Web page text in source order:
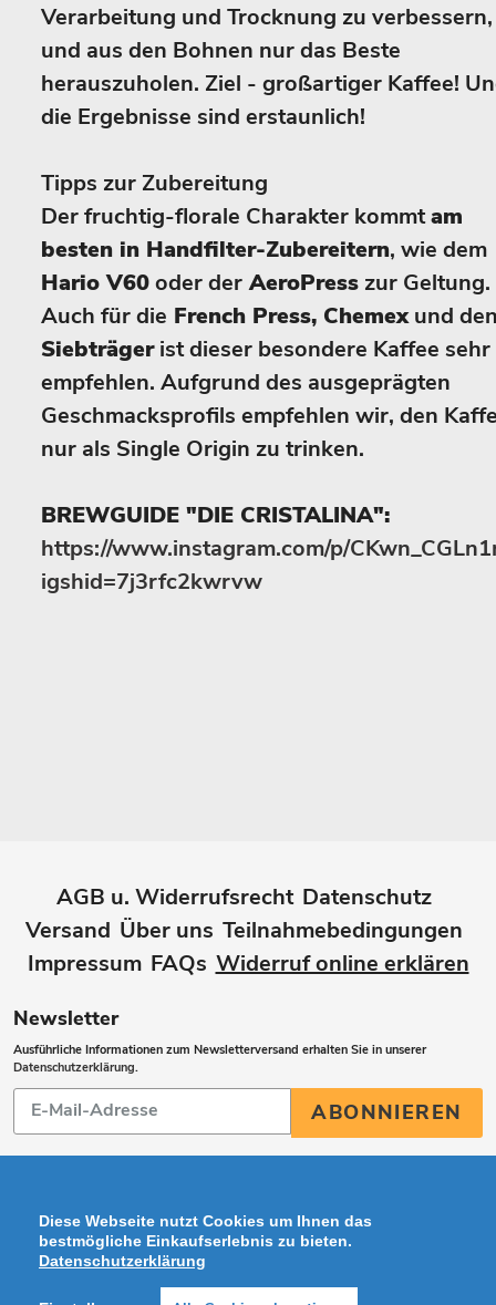
Verarbeitung und Trocknung zu verbessern,
und aus den Bohnen nur das Beste
herauszuholen. Ziel - großartiger Kaffee!
die Ergebnisse sind erstaunlich!
Tipps zur Zubereitung
Der fruchtig-florale Charakter kommtam
besten in Handfilter-Zubereitern, wie dem
Hario V60oder derAeroPress zur Geltung.
Auch für die French Press, Chemexund
Siebträgerist dieser besondere Kaffee sehr
empfehlen. Aufgrund des ausgeprägten
Geschmacksprofils empfehlen wir, den
nur als Single Origin zu trinken.
BREWGUIDE "DIE CRISTALINA":
https://www.instagram.com/p/
igshid=7j3rfc2kwrvw
AGB u. Widerrufsrecht Datenschutz
Versand Über uns Teilnahmebedingungen
Impressum FAQs Widerruf online erklären
Newsletter
Ausführliche Informationen zum Newsletterversand erhalten Sie in unserer
Datenschutzerklärung.
Abonnieren
Sie
unsere
ABONNIEREN
Zahlungsarten
Diese Webseite nutzt Cookies um Ihnen das
bestmögliche Einkaufserlebnis zu bieten.
Datenschutzerklärung